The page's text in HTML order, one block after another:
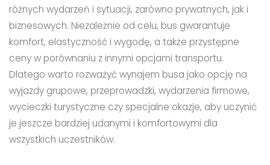
różnych wydarzeń i sytuacji, zarówno prywatnych, jak i
biznesowych. Niezależnie od celu, bus gwarantuje
komfort, elastyczność i wygodę, a także przystępne
ceny w porównaniu z innymi opcjami transportu.
Dlatego warto rozważyć wynajem busa jako opcję na
wyjazdy grupowe, przeprowadzki, wydarzenia firmowe,
wycieczki turystyczne czy specjalne okazje, aby uczynić
je jeszcze bardziej udanymi i komfortowymi dla
wszystkich uczestników.